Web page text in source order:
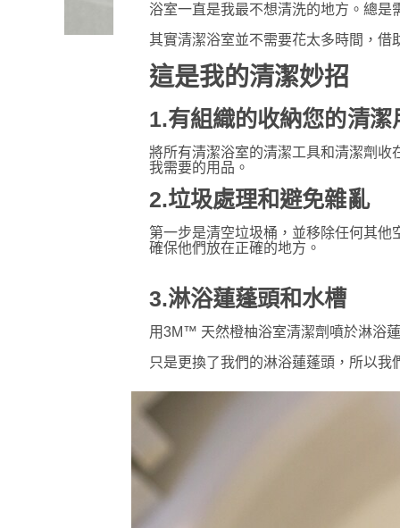
浴室一直是我最不想清洗的地方。總
其實清潔浴室並不需要花太多時間，
這是我的清潔妙招
1.有組織的收納您的清潔
將所有清潔浴室的清潔工具和清潔劑
我需要的用品。
2.垃圾處理和避免雜亂
第一步是清空垃圾桶，並移除任何其
確保他們放在正確的地方。
3.淋浴蓮蓬頭和水槽
用3M™ 天然橙柚浴室清潔劑噴於淋浴
只是更換了我們的淋浴蓮蓬頭，所以